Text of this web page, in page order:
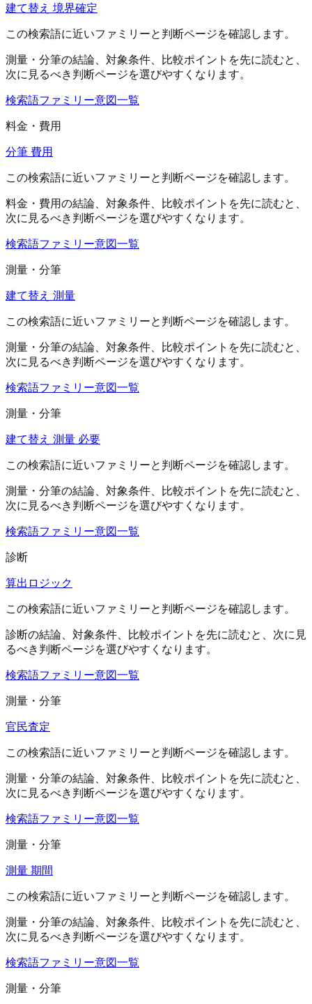
建て替え 境界確定
この検索語に近いファミリーと判断ページを確認します。
測量・分筆の結論、対象条件、比較ポイントを先に読むと、
次に見るべき判断ページを選びやすくなります。
検索語ファミリー意図一覧
料金・費用
分筆 費用
この検索語に近いファミリーと判断ページを確認します。
料金・費用の結論、対象条件、比較ポイントを先に読むと、
次に見るべき判断ページを選びやすくなります。
検索語ファミリー意図一覧
測量・分筆
建て替え 測量
この検索語に近いファミリーと判断ページを確認します。
測量・分筆の結論、対象条件、比較ポイントを先に読むと、
次に見るべき判断ページを選びやすくなります。
検索語ファミリー意図一覧
測量・分筆
建て替え 測量 必要
この検索語に近いファミリーと判断ページを確認します。
測量・分筆の結論、対象条件、比較ポイントを先に読むと、
次に見るべき判断ページを選びやすくなります。
検索語ファミリー意図一覧
診断
算出ロジック
この検索語に近いファミリーと判断ページを確認します。
診断の結論、対象条件、比較ポイントを先に読むと、次に見
るべき判断ページを選びやすくなります。
検索語ファミリー意図一覧
測量・分筆
官民査定
この検索語に近いファミリーと判断ページを確認します。
測量・分筆の結論、対象条件、比較ポイントを先に読むと、
次に見るべき判断ページを選びやすくなります。
検索語ファミリー意図一覧
測量・分筆
測量 期間
この検索語に近いファミリーと判断ページを確認します。
測量・分筆の結論、対象条件、比較ポイントを先に読むと、
次に見るべき判断ページを選びやすくなります。
検索語ファミリー意図一覧
測量・分筆